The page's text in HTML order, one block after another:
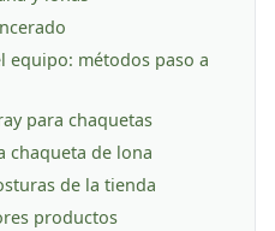
equipo: métodos paso a
para chaquetas
chaqueta de lona
de la tienda
productos